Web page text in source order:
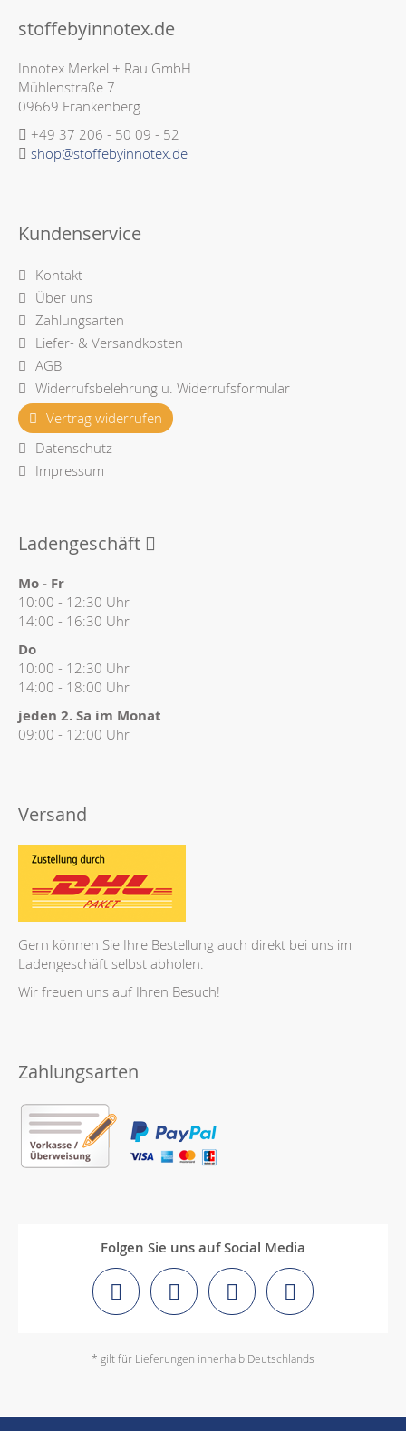
stoffebyinnotex.de
Innotex Merkel + Rau GmbH
Mühlenstraße 7
09669 Frankenberg
+49 37 206 - 50 09 - 52
shop@stoffebyinnotex.de
Kundenservice
Kontakt
Über uns
Zahlungsarten
Liefer- & Versandkosten
AGB
Widerrufsbelehrung u. Widerrufsformular
Vertrag widerrufen
Datenschutz
Impressum
Ladengeschäft
Mo - Fr
10:00 - 12:30 Uhr
14:00 - 16:30 Uhr
Do
10:00 - 12:30 Uhr
14:00 - 18:00 Uhr
jeden 2. Sa im Monat
09:00 - 12:00 Uhr
Versand
Gern können Sie Ihre Bestellung auch direkt bei uns im
Ladengeschäft selbst abholen.
Wir freuen uns auf Ihren Besuch!
Zahlungsarten
Folgen Sie uns auf Social Media
* gilt für Lieferungen innerhalb Deutschlands